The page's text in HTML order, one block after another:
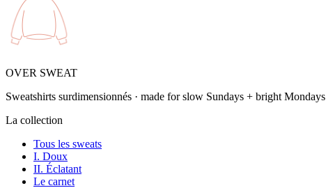
OVER SWEAT
Sweatshirts surdimensionnés · made for slow Sundays + bright Mondays
La collection
Tous les sweats
I. Doux
II. Éclatant
Le carnet